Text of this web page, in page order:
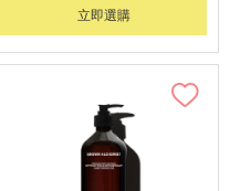
立即選購